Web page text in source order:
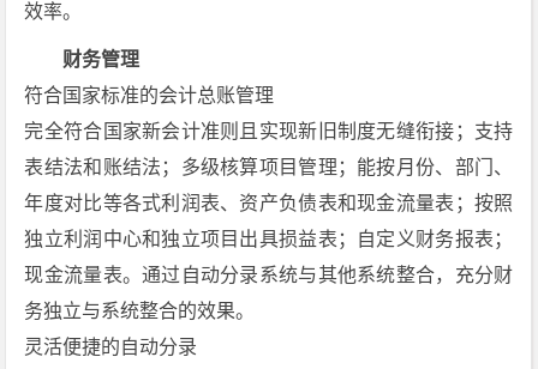
效率。
财务管理
符合国家标准的会计总账管理
完全符合国家新会计准则且实现新旧制度无缝衔接；支持
表结法和账结法；多级核算项目管理；能按月份、部门、
年度对比等各式利润表、资产负债表和现金流量表；按照
独立利润中心和独立项目出具损益表；自定义财务报表；
现金流量表。通过自动分录系统与其他系统整合，充分财
务独立与系统整合的效果。
灵活便捷的自动分录